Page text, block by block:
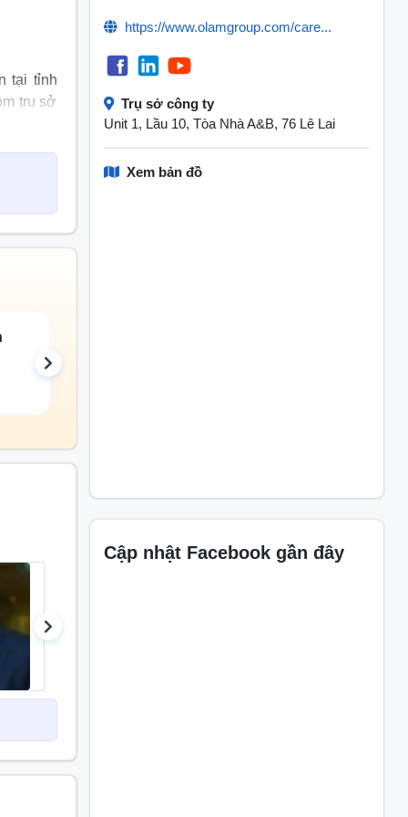
tại tỉnh
trụ sở
Bình
hành
nhân
Việt
ngành
bảo vệ
https://www.olamgroup.com/care...
Trụ sở công ty
Unit 1, Lầu 10, Tòa Nhà A&B, 76 Lê Lai
Xem bản đồ
Cập nhật Facebook gần đây